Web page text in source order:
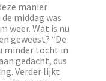
manier
middag was
weer. Wat is nu
geweest? “De
minder tocht in
gedacht, dus
Verder lijkt